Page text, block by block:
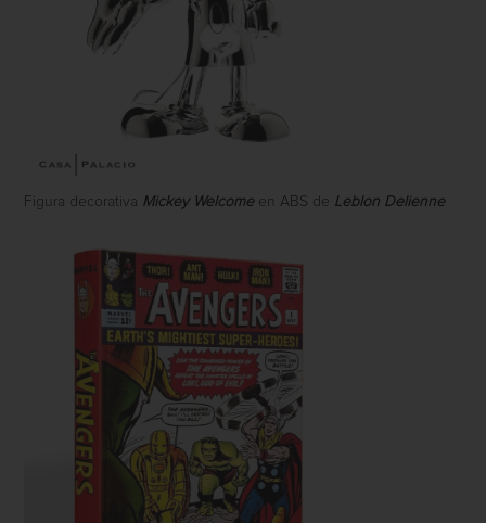
Figura decorativa Mickey Welcome en ABS de Leblon Delienne